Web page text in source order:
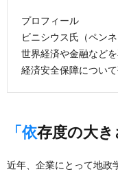
プロフィール
ビニシウス氏（ペンネ
世界経済や金融など
経済安全保障について
「依存度の
近年、企業にとって地政